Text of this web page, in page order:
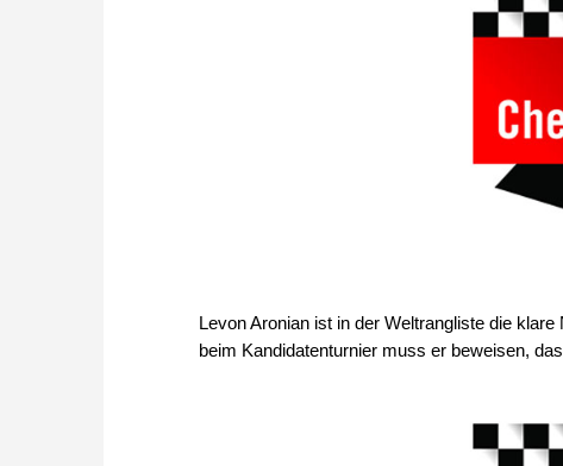
Levon Aronian ist in der Weltrangliste die
beim Kandidatenturnier muss er beweisen,